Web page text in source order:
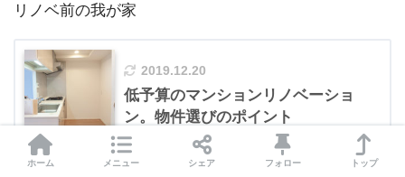
リノベ前の我が家
2019.12.20
低予算のマンションリノベーショ
ン。物件選びのポイント
ホーム メニュー シェア フォロー トップ